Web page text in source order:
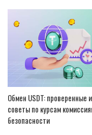
Обмен USDT: проверенные
советы по курсам
безопасности